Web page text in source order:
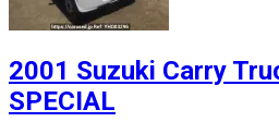
2001 Suzuki Carry
SPECIAL